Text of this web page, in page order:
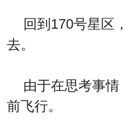
回到170号星区
去。
由于在思考事情
前飞行。